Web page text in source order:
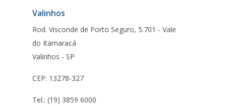
Valinhos
Rod. Visconde de Porto Seguro, 5.701 - Vale
do Itamaracá
Valinhos - SP
CEP: 13278-327
Tel.: (19) 3859 6000